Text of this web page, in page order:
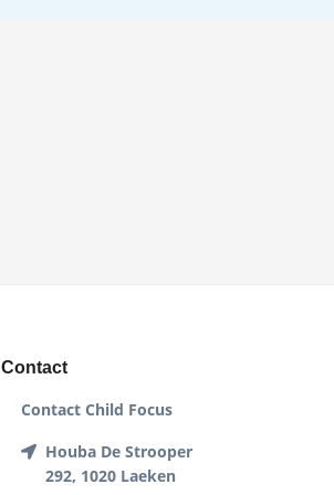
Contact
Contact Child Focus
Houba De Strooper
292, 1020 Laeken